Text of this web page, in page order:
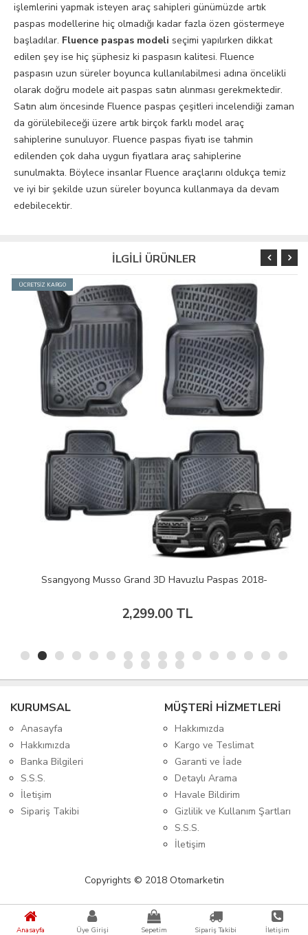
Anasayfa Üye Girişi Sepetim Sipariş Takibi İletişim
işlemlerini yapmak isteyen araç sahipleri günümüzde artık
paspas modellerine hiç olmadığı kadar fazla özen göstermeye
başladılar. Fluence paspas modeli seçimi yapılırken dikkat
edilen şey ise hiç şüphesiz ki paspasın kalitesi. Fluence
paspasın uzun süreler boyunca kullanılabilmesi adına öncelikli
olarak doğru modele ait paspas satın alınması gerekmektedir.
Satın alım öncesinde Fluence paspas çeşitleri incelendiği zaman
da görülebileceği üzere artık birçok farklı model araç
sahiplerine sunuluyor. Fluence paspas fiyatı ise tahmin
edilenden çok daha uygun fiyatlara araç sahiplerine
sunulmakta. Böylece insanlar Fluence araçlarını oldukça temiz
ve iyi bir şekilde uzun süreler boyunca kullanmaya da devam
edebilecektir.
İLGİLİ ÜRÜNLER
ÜCRETSİZ KARGO
Ssangyong Musso Grand 3D Havuzlu Paspas 2018-
2,299.00 TL
KURUMSAL
Anasayfa
Hakkımızda
Banka Bilgileri
S.S.S.
İletişim
Sipariş Takibi
MÜŞTERİ HİZMETLERİ
Hakkımızda
Kargo ve Teslimat
Garanti ve İade
Detaylı Arama
Havale Bildirim
Gizlilik ve Kullanım Şartları
S.S.S.
İletişim
Copyrights © 2018 Otomarketin